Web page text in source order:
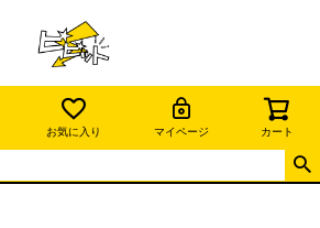
お気に入り マイページ カート